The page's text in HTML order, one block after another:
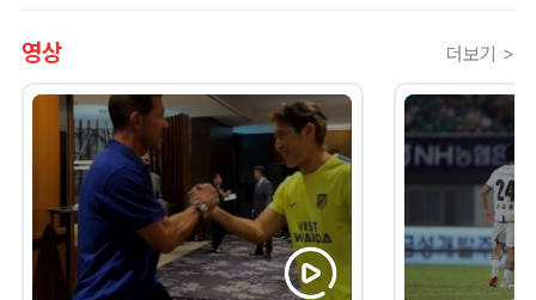
영상 더보기 >